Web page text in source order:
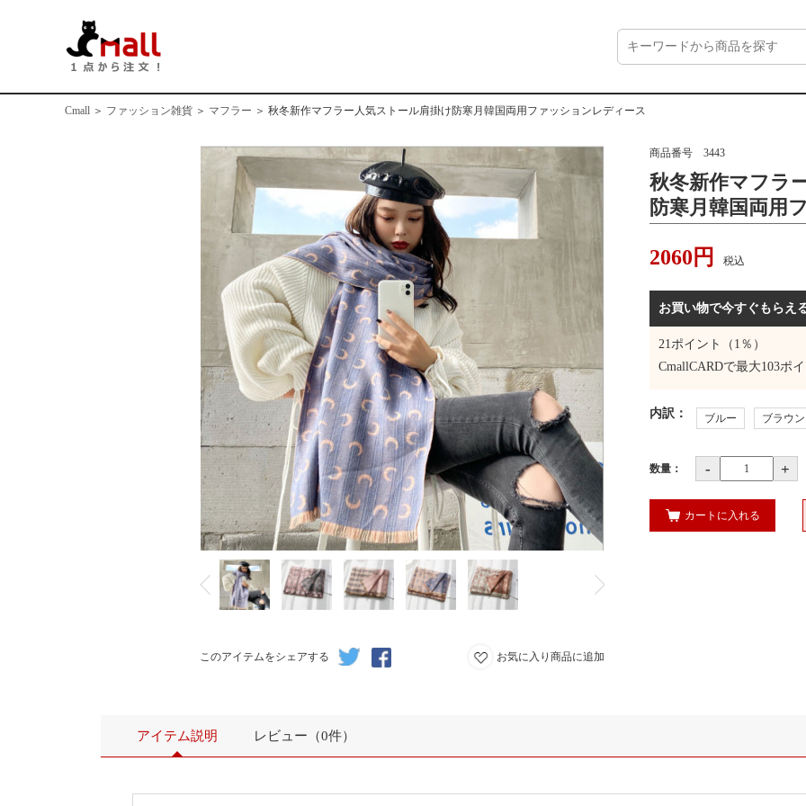
Cmall ＞ ファッション雑貨 ＞ マフラー ＞ 秋冬新作マフラー人気ストール肩掛け防寒月韓国両用ファッションレディース
このアイテムをシェアする お気に入り商品に追加
商品番号 3443
秋冬新作マフラ
防寒月韓国両用
2060 円 税込
お買い物で今すぐもらえ
21ポイント（1％）
CmallCARDで最大103ポ
内訳 ： ブルー ブラウン
数量： - +
カートに入れる
アイテム説明 レビュー（0件）